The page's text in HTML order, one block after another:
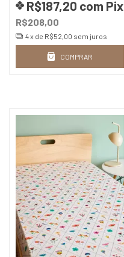
R$208,00
R$187,20 com Pix
4x de R$52,00 sem juros
COMPRAR